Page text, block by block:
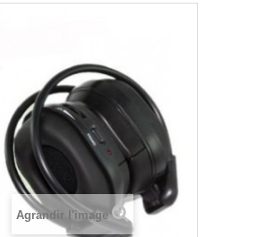
Agrandir l'image